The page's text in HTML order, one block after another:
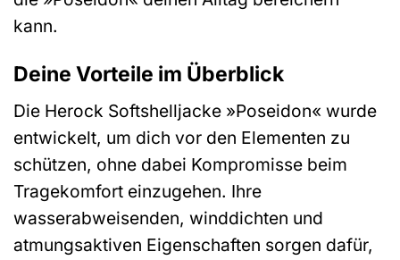
kann.
Deine Vorteile im Überblick
Die Herock Softshelljacke »Poseidon« wurde
entwickelt, um dich vor den Elementen zu
schützen, ohne dabei Kompromisse beim
Tragekomfort einzugehen. Ihre
wasserabweisenden, winddichten und
atmungsaktiven Eigenschaften sorgen dafür,